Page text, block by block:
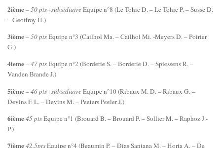
2ième–50 pts+subsidiaireEquipe n°8 (Le Tohic D. – Le Tohic P. – Susse D.
– Geoffroy H.)
3ième–50 ptsEquipe n°3 (Cailhol Ma. – Cailhol Mi. -Meyers D. – Poirier
G.)
4ieme–47 ptsEquipe n°2 (Borderie S. – Borderie D. – Spiessens R. –
Vanden Brande J.)
5ième–46 pts+subsidiaireEquipe n°10 (Ribaux M. D. – Ribaux G. –
Devins F. L. – Devins M. – Peeters Peeler J.)
6ième45 ptsEquipe n°1 (Brouard B. – Brouard P. – Sollier M. – Raphoz J.-
P.)
7ième42.5ptsEquipe n°4 (Beaumin P. – Dias Santana M. – Horta A. – De